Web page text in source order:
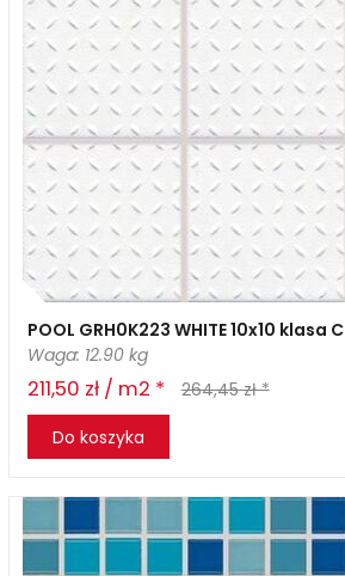
POOL GRH0K223 WHITE 10x10 klasa C
Waga: 12.90 kg
211,50 zł / m2 *
264,45 zł *
Do koszyka